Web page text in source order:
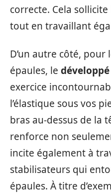
correcte. Cela
tout en travaillant
D’un autre côté,
épaules, le
exercice
l’élastique sous vos
bras au-dessus de la
renforce non
incite également à
stabilisateurs qui
épaules. À titre